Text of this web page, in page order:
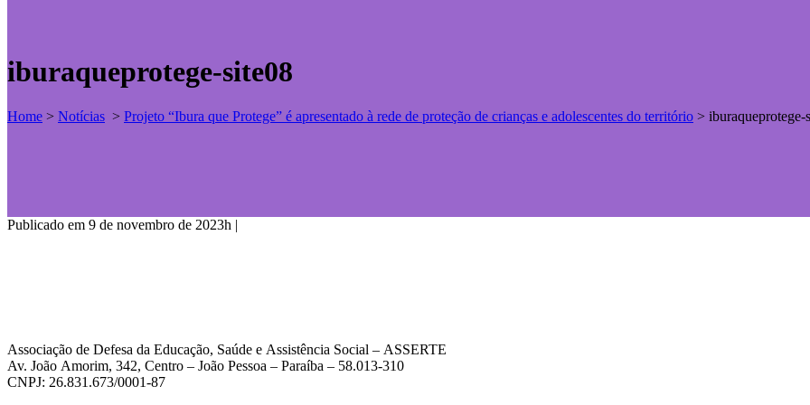
iburaqueprotege-site08
Home > Notícias > Projeto “Ibura que Protege” é apresentado à rede de proteção de crianças e adolescentes do território > iburaqueprotege-
Publicado em 9 de novembro de 2023h |
Associação de Defesa da Educação, Saúde e Assistência Social – ASSERTE
Av. João Amorim, 342, Centro – João Pessoa – Paraíba – 58.013-310
CNPJ: 26.831.673/0001-87